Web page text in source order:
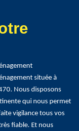
située à
Nous disposons
qui nous permet
vigilance tous vos
fiable. Et nous